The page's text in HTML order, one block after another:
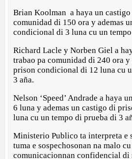
Brian Koolman a haya un castigo
comunidad di 150 ora y ademas
condicional di 3 luna cu un
Richard Lacle y Norben Giel a
trabao pa comunidad di 240 ora y
prison condicional di 12 luna cu
3 aña.
Nelson ‘Speed’ Andrade a haya
6 luna y ademas un castigo di
luna cu un tempo di prueba di 3
Ministerio Publico ta interpreta e
tuma e sospechosonan na malo
comunicacionnan confidencial di